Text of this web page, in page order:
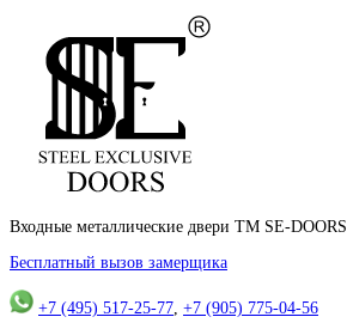
Входные металлические двери TM SE-DOORS
Бесплатный вызов замерщика
+7 (495) 517-25-77, +7 (905) 775-04-56